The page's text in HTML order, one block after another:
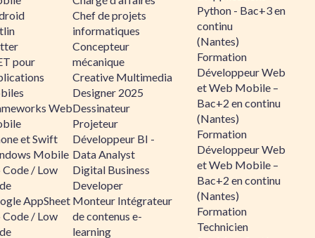
pour
Web
et Swift
Mobile
/ Low
AppSheet
/ Low
Chef de projets
informatiques
Concepteur
mécanique
Creative Multimedia
Designer 2025
Dessinateur
Projeteur
Développeur BI -
Data Analyst
Digital Business
Developer
Monteur Intégrateur
de contenus e-
learning
Python - Bac+3 en
continu
(Nantes)
Formation
Développeur Web
et Web Mobile –
Bac+2 en continu
(Nantes)
Formation
Développeur Web
et Web Mobile –
Bac+2 en continu
(Nantes)
Formation
Technicien